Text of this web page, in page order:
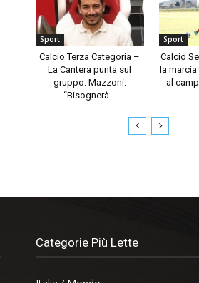
Sport
Calcio Terza Categoria –
La Cantera punta sul
gruppo. Mazzoni:
“Bisognerà...
Sport
Calcio
la
al
Categorie Più Lette